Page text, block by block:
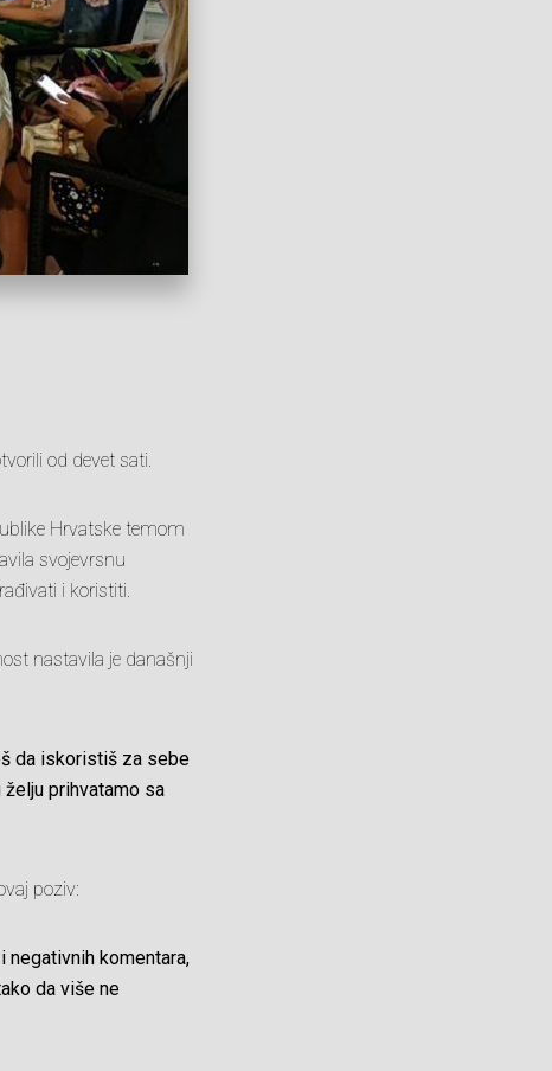
od devet sati.
Hrvatske temom
svojevrsnu
i koristiti.
nastavila je današnji
da iskoristiš za sebe
prihvatamo sa
poziv:
negativnih komentara,
da više ne